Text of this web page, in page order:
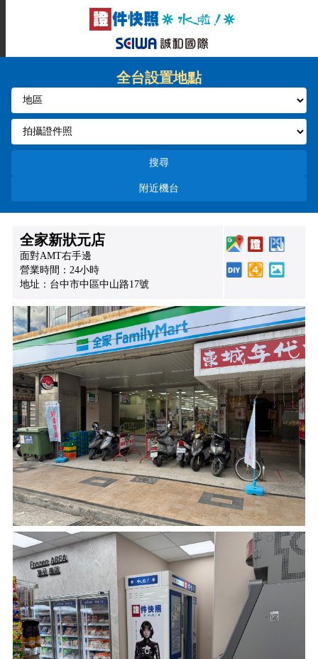
全台設置地點
搜尋
附近機台
全家新狀元店
面對AMT右手邊
營業時間：24小時
地址：台中市中區中山路17號